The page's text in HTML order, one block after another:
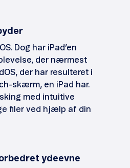
Dog har iPad’en
der nærmest
der har resulteret i
skærm, en iPad har.
med intuitive
filer ved hjælp af din
ydeevne